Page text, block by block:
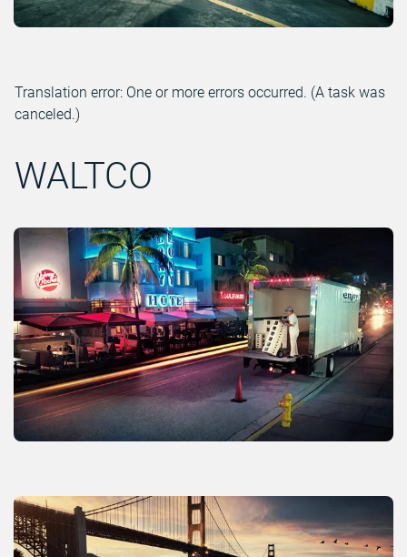
Translation error: One or more errors occurred. (A task was
canceled.)
WALTCO